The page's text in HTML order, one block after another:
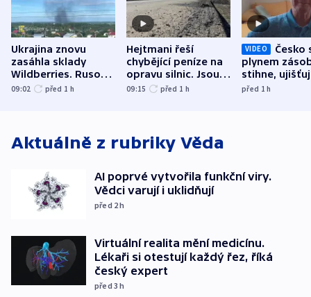
Ukrajina znovu
zasáhla sklady
Wildberries. Rusové
útočili v Charkovské
09:02 před 1 h
Hejtmani řeší
chybějící peníze na
opravu silnic. Jsou
nenárokové, namítá
09:15 před 1 h
VIDEO
Česko
plynem
stihne,
expert.
před 1h
Aktuálně z rubriky Věda
AI poprvé vytvořila funkční viry.
Vědci varují i uklidňují
před 2h
Virtuální realita mění medicínu.
Lékaři si otestují každý řez, říká
český expert
před 3h